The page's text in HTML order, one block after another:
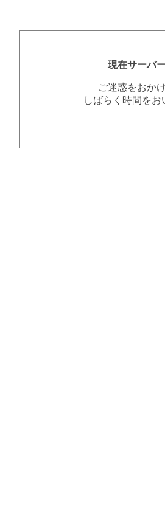
現在サーバ
ご迷惑をおか
しばらく時間を